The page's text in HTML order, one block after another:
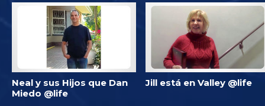
Neal y sus Hijos que Dan
Miedo @life
Jill está en Valley @life